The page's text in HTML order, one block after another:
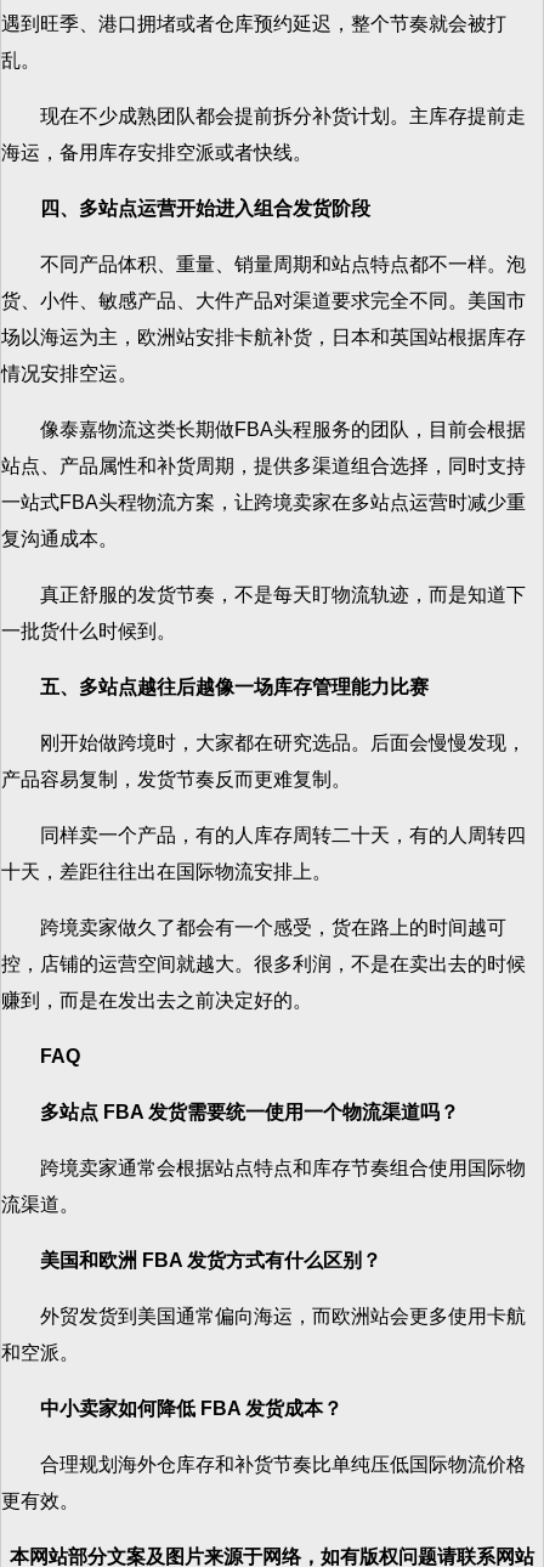
遇到旺季、港口拥堵或者仓库预约延迟，整个节奏就会被打
乱。
现在不少成熟团队都会提前拆分补货计划。主库存提前走
海运，备用库存安排空派或者快线。
四、多站点运营开始进入组合发货阶段
不同产品体积、重量、销量周期和站点特点都不一样。泡
货、小件、敏感产品、大件产品对渠道要求完全不同。美国市
场以海运为主，欧洲站安排卡航补货，日本和英国站根据库存
情况安排空运。
像泰嘉物流这类长期做FBA头程服务的团队，目前会根据
站点、产品属性和补货周期，提供多渠道组合选择，同时支持
一站式FBA头程物流方案，让跨境卖家在多站点运营时减少重
复沟通成本。
真正舒服的发货节奏，不是每天盯物流轨迹，而是知道下
一批货什么时候到。
五、多站点越往后越像一场库存管理能力比赛
刚开始做跨境时，大家都在研究选品。后面会慢慢发现，
产品容易复制，发货节奏反而更难复制。
同样卖一个产品，有的人库存周转二十天，有的人周转四
十天，差距往往出在国际物流安排上。
跨境卖家做久了都会有一个感受，货在路上的时间越可
控，店铺的运营空间就越大。很多利润，不是在卖出去的时候
赚到，而是在发出去之前决定好的。
FAQ
多站点 FBA 发货需要统一使用一个物流渠道吗？
跨境卖家通常会根据站点特点和库存节奏组合使用国际物
流渠道。
美国和欧洲 FBA 发货方式有什么区别？
外贸发货到美国通常偏向海运，而欧洲站会更多使用卡航
和空派。
中小卖家如何降低 FBA 发货成本？
合理规划海外仓库存和补货节奏比单纯压低国际物流价格
更有效。
本网站部分文案及图片来源于网络，如有版权问题请联系网站